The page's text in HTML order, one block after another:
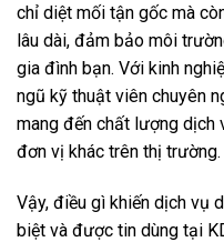
chỉ diệt mối tận gốc mà
lâu dài, đảm bảo môi
gia đình bạn. Với kinh
ngũ kỹ thuật viên chuyên
mang đến chất lượng
đơn vị khác trên thị trường.
Vậy, điều gì khiến dịch vụ
biệt và được tin dùng tại